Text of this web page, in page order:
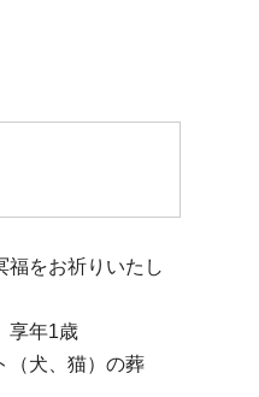
福をお祈りいたし
享年1歳
（犬、猫）の葬